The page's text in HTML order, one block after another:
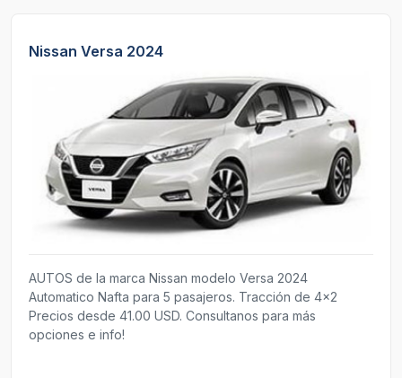
Nissan Versa 2024
AUTOS de la marca Nissan modelo Versa 2024
Automatico Nafta para 5 pasajeros. Tracción de 4x2
Precios desde 41.00 USD. Consultanos para más
opciones e info!